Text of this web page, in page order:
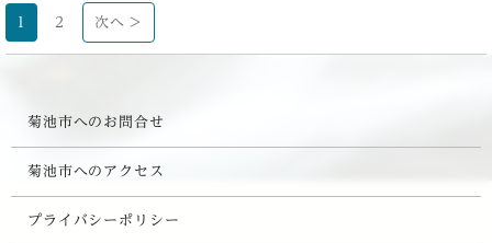
2 次へ >
菊池市へのお問合せ
菊池市へのアクセス
プライバシーポリシー